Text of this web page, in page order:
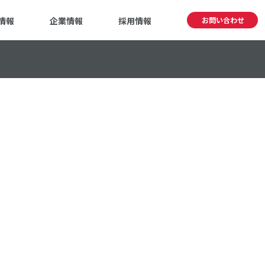
報 企業情報 採用情報 お問い合わせ